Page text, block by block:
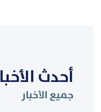
أحدث
جميع الأخبار